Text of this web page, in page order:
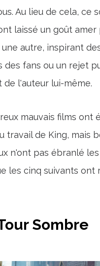
Au lieu de cela, ce
laissé un goût amer
une autre, inspirant
des fans ou un rejet
de l'auteur lui-même.
mauvais films ont
travail de King, mais
n'ont pas ébranlé
les cinq suivants ont
Sombre